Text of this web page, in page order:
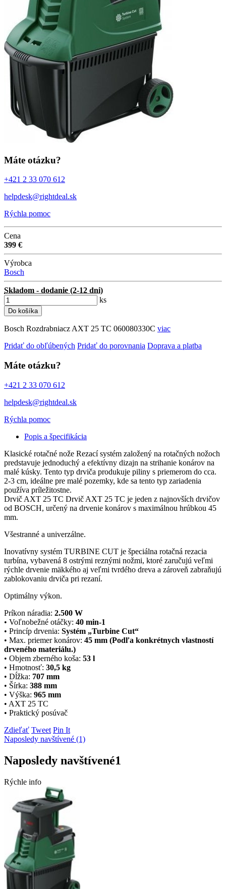
Máte otázku?
+421 2 33 070 612
helpdesk@rightdeal.sk
Rýchla pomoc
Cena
399 €
Výrobca
Bosch
Skladom - dodanie (2-12 dni)
ks
Do košíka
Bosch Rozdrabniacz AXT 25 TC 060080330C viac
Pridať do obľúbených Pridať do porovnania Doprava a platba
Máte otázku?
+421 2 33 070 612
helpdesk@rightdeal.sk
Rýchla pomoc
Popis a špecifikácia
Klasické rotačné nože Rezací systém založený na rotačných nožoch
predstavuje jednoduchý a efektívny dizajn na strihanie konárov na
malé kúsky. Tento typ drviča produkuje piliny s priemerom do cca.
2-3 cm, ideálne pre malé pozemky, kde sa tento typ zariadenia
používa príležitostne.
Drvič AXT 25 TC Drvič AXT 25 TC je jeden z najnovších drvičov
od BOSCH, určený na drvenie konárov s maximálnou hrúbkou 45
mm.
Všestranné a univerzálne.
Inovatívny systém TURBINE CUT je špeciálna rotačná rezacia
turbína, vybavená 8 ostrými reznými nožmi, ktoré zaručujú veľmi
rýchle drvenie mäkkého aj veľmi tvrdého dreva a zároveň zabraňujú
zablokovaniu drviča pri rezaní.
Optimálny výkon.
Príkon náradia: 2.500 W
• Voľnobežné otáčky: 40 min-1
• Princíp drvenia: Systém „Turbine Cut“
• Max. priemer konárov: 45 mm (Podľa konkrétnych vlastností
drveného materiálu.)
• Objem zberného koša: 53 l
• Hmotnosť: 30,5 kg
• Dĺžka: 707 mm
• Šírka: 388 mm
• Výška: 965 mm
• AXT 25 TC
• Praktický posúvač
Zdieľať Tweet Pin It
Naposledy navštívené (1)
Naposledy navštívené1
Rýchle info